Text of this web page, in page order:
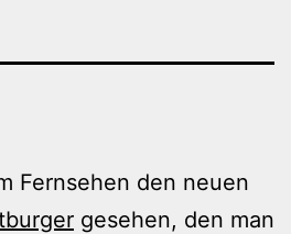
Fernsehen den neuen
gesehen, den man